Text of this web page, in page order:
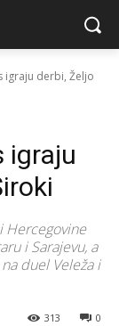
igraju derbi, Željo
igraju
Hercegovine
i Sarajevu, a
duel Veleža i
0
313